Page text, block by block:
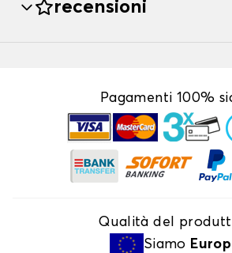
recensioni
Pagamenti 100%
Qualità del
Siamo